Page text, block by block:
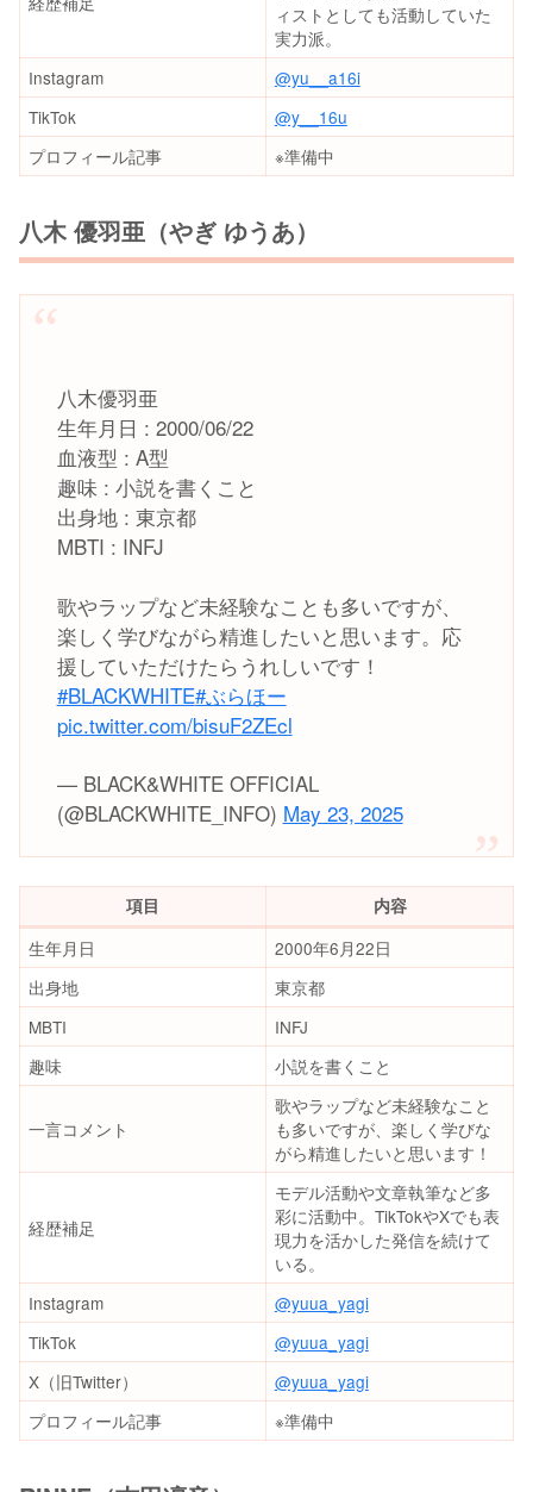
ィストとしても活動していた
実力派。
Instagram
@yu__a16i
TikTok
@y__16u
プロフィール記事
※準備中
八木 優羽亜（やぎ ゆうあ）
八木優羽亜
生年月日 : 2000/06/22
血液型 : A型
趣味 : 小説を書くこと
出身地 : 東京都
MBTI : INFJ
歌やラップなど未経験なことも多いですが、
楽しく学びながら精進したいと思います。応
援していただけたらうれしいです！
#BLACKWHITE#ぶらほー
pic.twitter.com/bisuF2ZEcl
— BLACK&WHITE OFFICIAL
(@BLACKWHITE_INFO) May 23, 2025
項目 内容
生年月日
2000年6月22日
出身地
東京都
MBTI
INFJ
趣味
小説を書くこと
一言コメント
歌やラップなど未経験なこと
も多いですが、楽しく学びな
がら精進したいと思います！
経歴補足
モデル活動や文章執筆など多
彩に活動中。TikTokやXでも表
現力を活かした発信を続けて
いる。
Instagram
@yuua_yagi
TikTok
@yuua_yagi
X（旧Twitter）
@yuua_yagi
プロフィール記事
※準備中